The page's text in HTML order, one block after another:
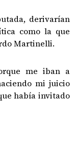
derivarían
como la que
Martinelli.
me iban a
mi juicio
había invitado